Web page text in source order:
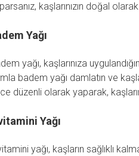
kaşlarınızın doğal
Yağı
yağı, kaşlarınıza
badem yağı damlatın ve
düzenli olarak yaparak,
Yağı
yağı, kaşların sağlıklı